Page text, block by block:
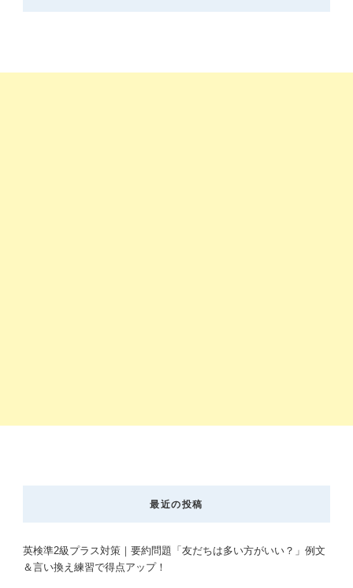
最近の投稿
英検準2級プラス対策｜要約問題「友だちは多い方がいい？」例文
＆言い換え練習で得点アップ！